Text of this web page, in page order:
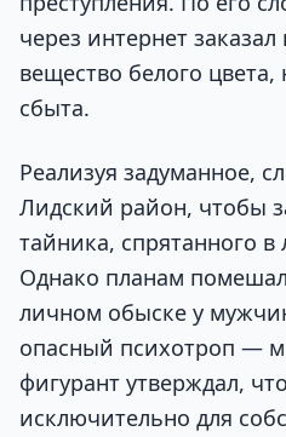
через интернет
вещество белого цвета,
сбыта.
Реализуя задуманное,
Лидский район, чтобы
тайника, спрятанного в
Однако планам
личном обыске у
опасный психотроп —
фигурант утверждал,
исключительно для